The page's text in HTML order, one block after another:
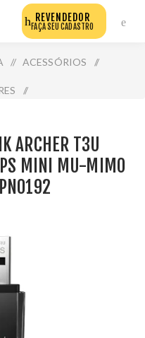
REVENDEDOR
FAÇA SEU CADASTRO
/ ACESSÓRIOS /
/
- Tpn0192
ARCHER T3U
MINI MU-MIMO